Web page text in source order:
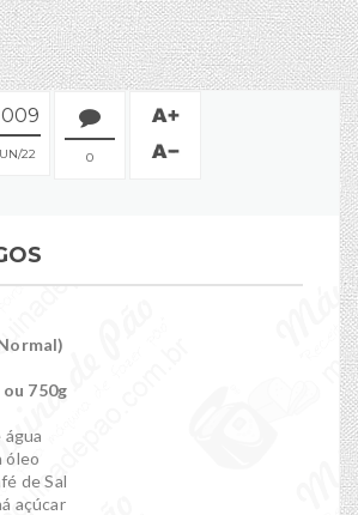
22 0
750g
água
óleo
de Sal
açúcar